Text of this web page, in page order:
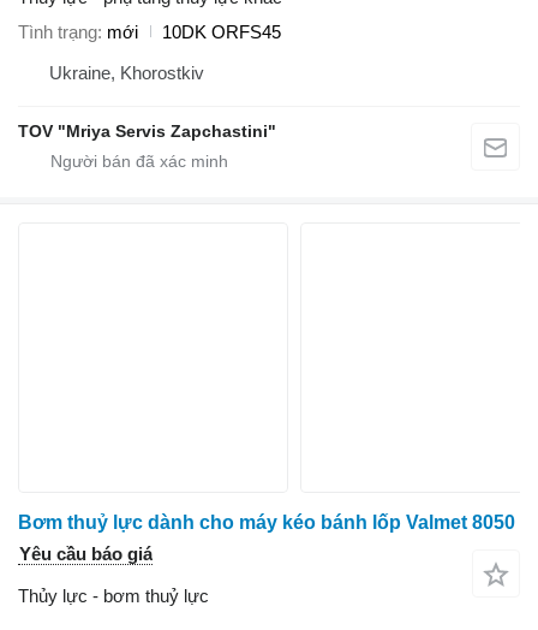
Tình trạng mới
10DK ORFS45
Ukraine, Khorostkiv
TOV "Mriya Servis Zapchastini"
Bơm thuỷ lực dành cho máy kéo bánh lốp Valmet 8050
Yêu cầu báo giá
Thủy lực - bơm thuỷ lực